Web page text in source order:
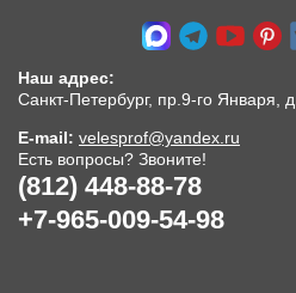
Наш адрес:
Санкт-Петербург, пр.9-го Января,
E-mail: velesprof@yandex.ru
Есть вопросы? Звоните!
(812) 448-88-78
+7-965-009-54-98